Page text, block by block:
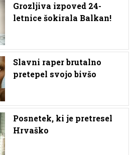
Grozljiva izpoved 24-
letnice šokirala Balkan!
Slavni raper brutalno
pretepel svojo bivšo
Posnetek, ki je pretresel
Hrvaško